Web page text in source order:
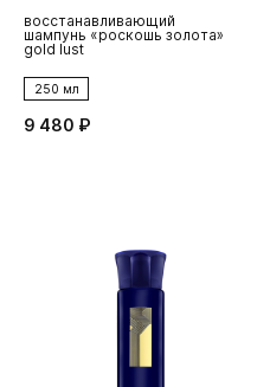
восстанавливающий
шампунь «роскошь золота»
gold lust
250 мл
9 480 ₽